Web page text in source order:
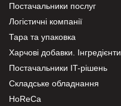
Постачальники послуг
Логістичні компанії
Тара та упаковка
Харчові добавки. Інгредієнти.
Постачальники IT-рішень
Складське обладнання
HoReCa